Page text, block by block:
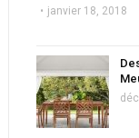
janvier 18, 2018